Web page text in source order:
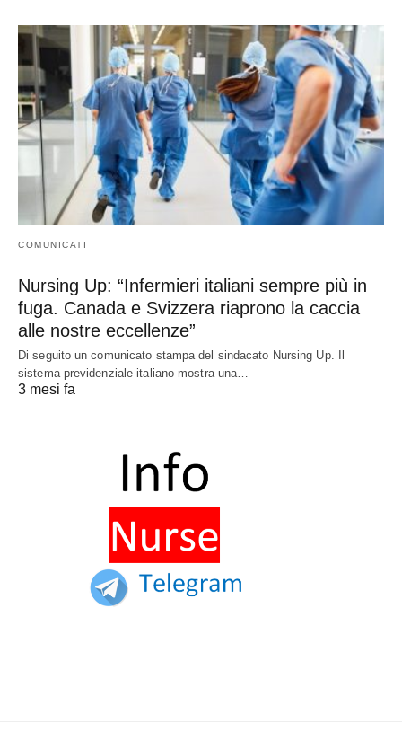
COMUNICATI
Nursing Up: “Infermieri italiani sempre più in
fuga. Canada e Svizzera riaprono la caccia
alle nostre eccellenze”
Di seguito un comunicato stampa del sindacato Nursing Up. Il
sistema previdenziale italiano mostra una…
3 mesi fa